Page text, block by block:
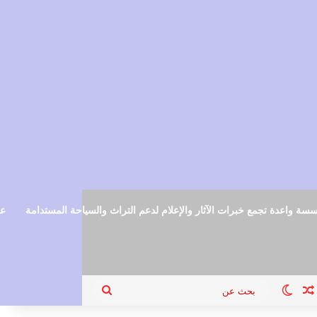
واعدة تجمع خبرات الآثار والإعلام لدعم التراث والسياحة المستدامة
الدخول
مقال عشوائي
الوضع المظلم
بحث